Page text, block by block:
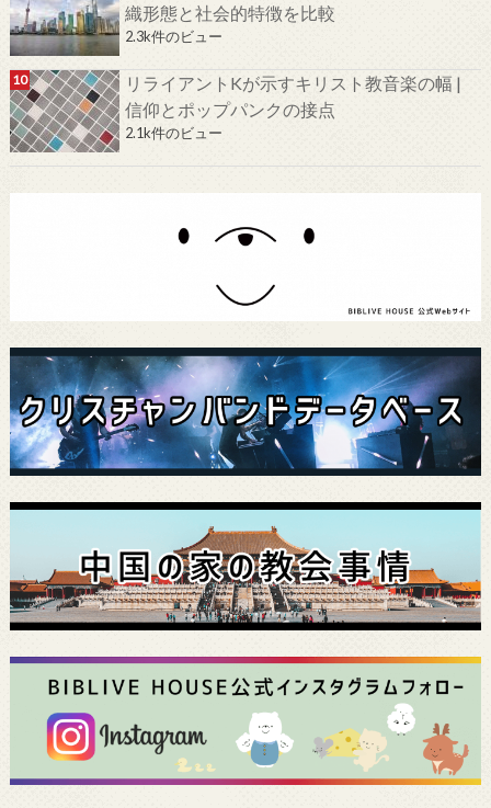
織形態と社会的特徴を比較
2.3k件のビュー
リライアントKが示すキリスト教音楽の幅 |
信仰とポップパンクの接点
2.1k件のビュー